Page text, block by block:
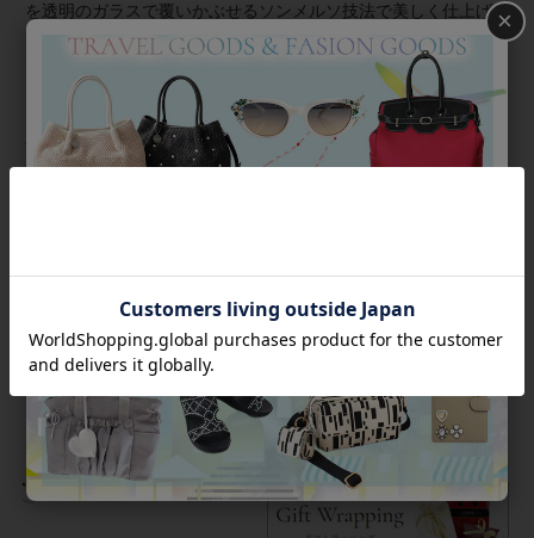
を透明のガラスで覆いかぶせるソンメルソ技法で美しく仕上げ
ています。 ベネチアガラスの中でも、ベージュ色が主役となっ
ている作品は、市場でも目にするチャンスは少なく希少。
レッドについて
ベネチアの赤は、とても貴重な色。その理由は、赤は外気温・
湿度・などに影響を受けやすく、今日と明日作る赤は一定では
覆いかぶせるソンメルソ技法で美しく仕上げています。
商品番号 1251019
返品について
×